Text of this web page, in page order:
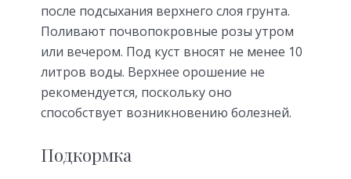
после подсыхания верхнего слоя грунта.
Поливают почвопокровные розы утром
или вечером. Под куст вносят не менее 10
литров воды. Верхнее орошение не
рекомендуется, поскольку оно
способствует возникновению болезней.
Подкормка